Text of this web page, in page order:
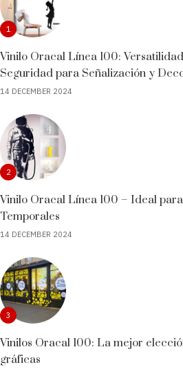
1
Vinilo Oracal Línea 100:
Seguridad para Señalización y
14 DECEMBER 2024
2
Vinilo Oracal Línea 100 – Ideal
Temporales
14 DECEMBER 2024
3
Vinilos Oracal 100: La mejor
gráficas